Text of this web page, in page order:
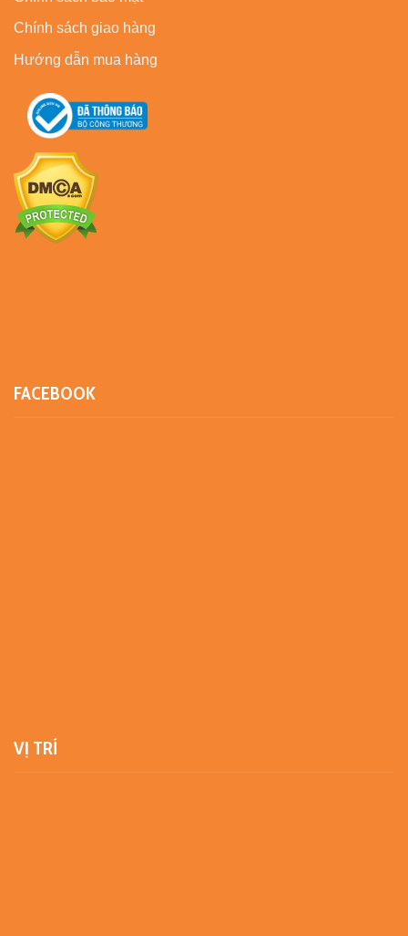
Chính sách giao hàng
Hướng dẫn mua hàng
FACEBOOK
VỊ TRÍ